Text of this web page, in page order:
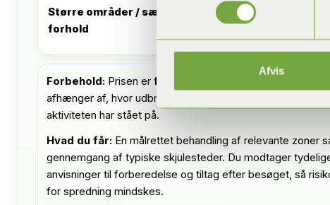
Afvis
Større områder / særlige
forhold
Kontakt
Forbehold: Prisen er fast pr. besøg
afhænger af, hvor udbredt problemet er, og hvor længe
aktiviteten har stået på.
Hvad du får: En målrettet behandling af relevante zoner
gennemgang af typiske skjulesteder. Du modtager
anvisninger til forberedelse og tiltag efter besøget, så
for spredning mindskes.